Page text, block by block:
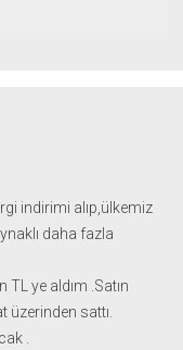
indirimi alıp,ülkemiz
daha fazla
ye aldım .Satın
üzerinden sattı.
.